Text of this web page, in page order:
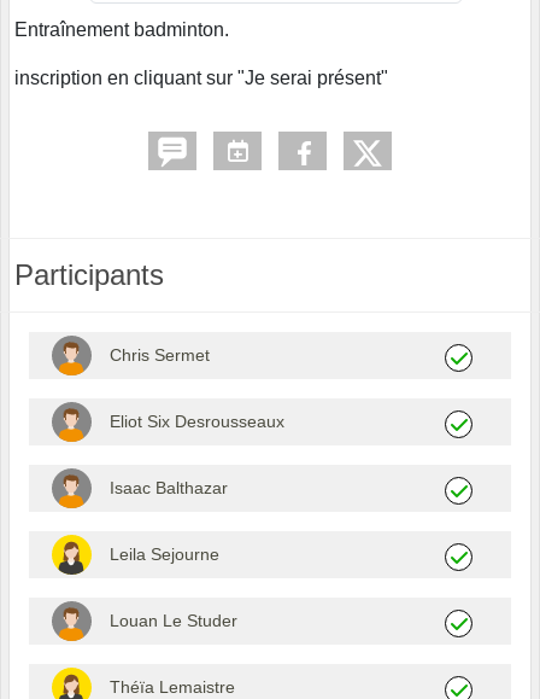
Entraînement badminton.
inscription en cliquant sur "Je serai présent"
Participants
Chris Sermet
Eliot Six Desrousseaux
Isaac Balthazar
Leila Sejourne
Louan Le Studer
Théïa Lemaistre